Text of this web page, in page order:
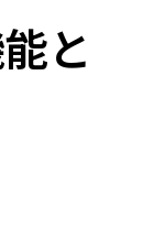
と